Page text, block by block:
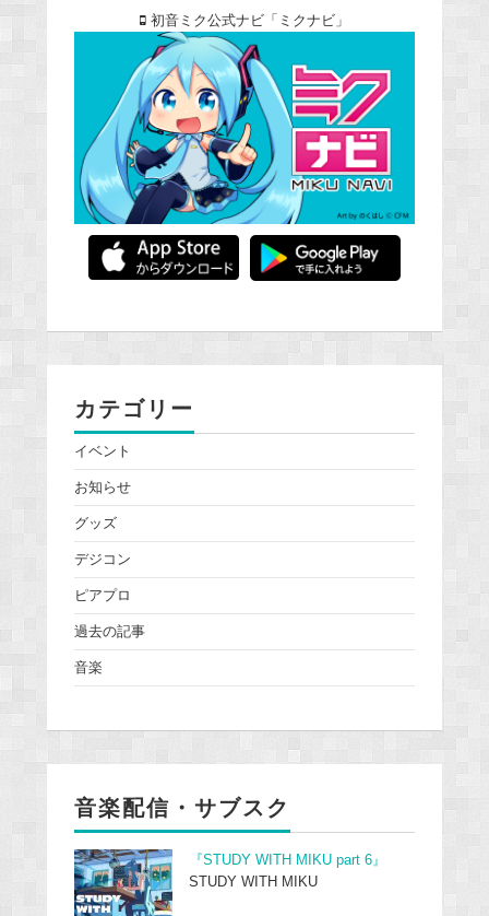
初音ミク公式ナビ「ミクナビ」
カテゴリー
イベント
お知らせ
グッズ
デジコン
ピアプロ
過去の記事
音楽
音楽配信・サブスク
『STUDY WITH MIKU part 6』
STUDY WITH MIKU